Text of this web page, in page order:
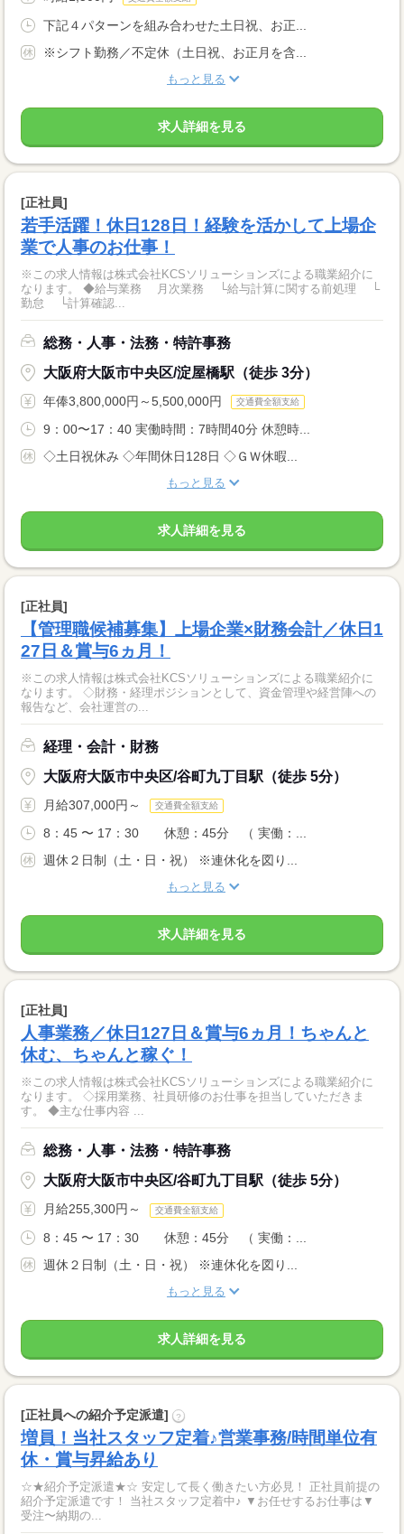
下記４パターンを組み合わせた土日祝、お正...
※シフト勤務／不定休（土日祝、お正月を含...
もっと見る
求人詳細を見る
[正社員]
若手活躍！休日128日！経験を活かして上場企
業で人事のお仕事！
※この求人情報は株式会社KCSソリューションズによる職業紹介に
なります。 ◆給与業務 月次業務 └給与計算に関する前処理 └
勤怠 └計算確認...
総務・人事・法務・特許事務
大阪府大阪市中央区/淀屋橋駅（徒歩 3分）
年俸3,800,000円～5,500,000円 交通費全額支給
9：00〜17：40 実働時間：7時間40分 休憩時...
◇土日祝休み ◇年間休日128日 ◇ＧＷ休暇...
もっと見る
求人詳細を見る
[正社員]
【管理職候補募集】上場企業×財務会計／休日1
27日＆賞与6ヵ月！
※この求人情報は株式会社KCSソリューションズによる職業紹介に
なります。 ◇財務・経理ポジションとして、資金管理や経営陣への
報告など、会社運営の...
経理・会計・財務
大阪府大阪市中央区/谷町九丁目駅（徒歩 5分）
月給307,000円～ 交通費全額支給
8：45 〜 17：30 休憩：45分 （ 実働：...
週休２日制（土・日・祝） ※連休化を図り...
もっと見る
求人詳細を見る
[正社員]
人事業務／休日127日＆賞与6ヵ月！ちゃんと
休む、ちゃんと稼ぐ！
※この求人情報は株式会社KCSソリューションズによる職業紹介に
なります。 ◇採用業務、社員研修のお仕事を担当していただきま
す。 ◆主な仕事内容 ...
総務・人事・法務・特許事務
大阪府大阪市中央区/谷町九丁目駅（徒歩 5分）
月給255,300円～ 交通費全額支給
8：45 〜 17：30 休憩：45分 （ 実働：...
週休２日制（土・日・祝） ※連休化を図り...
もっと見る
求人詳細を見る
[正社員への紹介予定派遣] ?
増員！当社スタッフ定着♪営業事務/時間単位有
休・賞与昇給あり
☆★紹介予定派遣★☆ 安定して長く働きたい方必見！ 正社員前提の
紹介予定派遣です！ 当社スタッフ定着中♪ ▼お任せするお仕事は▼
受注〜納期の...